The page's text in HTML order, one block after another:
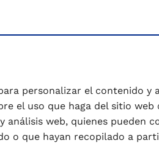
personalizar el contenido y
el uso que haga del sitio web
análisis web, quienes pueden
o que hayan recopilado a
y salsas llenas del sabor
en la cocina mediterránea y
española son:
un sabor intenso al caldo,
donde los carabineros se
de oliva, resaltando su sabor